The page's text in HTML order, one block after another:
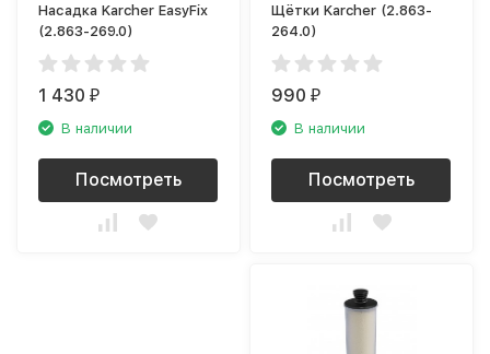
Насадка Karcher EasyFix
(2.863-269.0)
1 430₽
В наличии
Посмотреть
Щётки Karcher (2.863-
264.0)
990₽
В наличии
Посмотреть